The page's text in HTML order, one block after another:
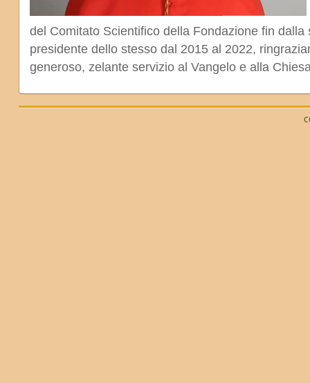
del Comitato Scientifico della Fondazione fin dalla
presidente dello stesso dal 2015 al 2022,
generoso, zelante servizio al Vangelo e alla